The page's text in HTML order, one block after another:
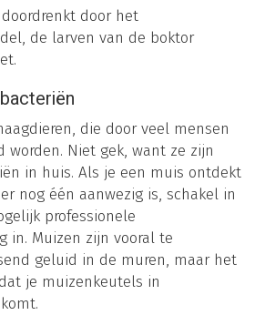
door het
de larven van de boktor
die door veel mensen
worden. Niet gek, want ze zijn
in huis. Als je een muis ontdekt
nog één aanwezig is, schakel in
professionele
in. Muizen zijn vooral te
geluid in de muren, maar het
je muizenkeutels in